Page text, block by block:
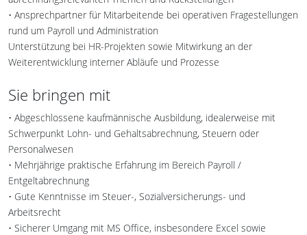
• Ansprechpartner für Mitarbeitende bei operativen Fragestellungen
rund um Payroll und Administration
Unterstützung bei HR-Projekten sowie Mitwirkung an der
Weiterentwicklung interner Abläufe und Prozesse
Sie bringen mit
• Abgeschlossene kaufmännische Ausbildung, idealerweise mit
Schwerpunkt Lohn- und Gehaltsabrechnung, Steuern oder
Personalwesen
• Mehrjährige praktische Erfahrung im Bereich Payroll /
Entgeltabrechnung
• Gute Kenntnisse im Steuer-, Sozialversicherungs- und
Arbeitsrecht
• Sicherer Umgang mit MS Office, insbesondere Excel sowie